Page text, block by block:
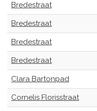
Bredestraat
Bredestraat
Bredestraat
Bredestraat
Clara Bartonpad
Cornelis Florisstraat